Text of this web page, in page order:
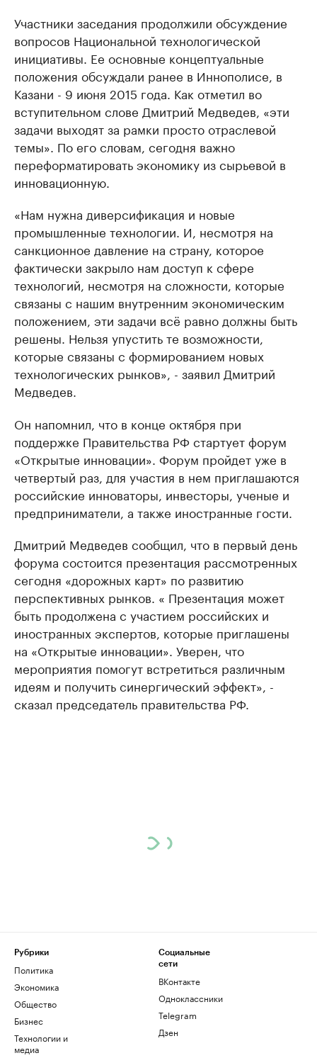
Участники заседания продолжили обсуждение
вопросов Национальной технологической
инициативы. Ее основные концептуальные
положения обсуждали ранее в Иннополисе, в
Казани - 9 июня 2015 года. Как отметил во
вступительном слове Дмитрий Медведев, «эти
задачи выходят за рамки просто отраслевой
темы». По его словам, сегодня важно
переформатировать экономику из сырьевой в
инновационную.
«Нам нужна диверсификация и новые
промышленные технологии. И, несмотря на
санкционное давление на страну, которое
фактически закрыло нам доступ к сфере
технологий, несмотря на сложности, которые
связаны с нашим внутренним экономическим
положением, эти задачи всё равно должны быть
решены. Нельзя упустить те возможности,
которые связаны с формированием новых
технологических рынков», - заявил Дмитрий
Медведев.
Он напомнил, что в конце октября при
поддержке Правительства РФ стартует форум
«Открытые инновации». Форум пройдет уже в
четвертый раз, для участия в нем приглашаются
российские инноваторы, инвесторы, ученые и
предприниматели, а также иностранные гости.
Дмитрий Медведев сообщил, что в первый день
форума состоится презентация рассмотренных
сегодня «дорожных карт» по развитию
перспективных рынков. « Презентация может
быть продолжена с участием российских и
иностранных экспертов, которые приглашены
на «Открытые инновации». Уверен, что
мероприятия помогут встретиться различным
идеям и получить синергический эффект», -
сказал председатель правительства РФ.
Рубрики
Политика
Экономика
Общество
Бизнес
Технологии и
медиа
Социальные
сети
ВКонтакте
Одноклассники
Telegram
Дзен